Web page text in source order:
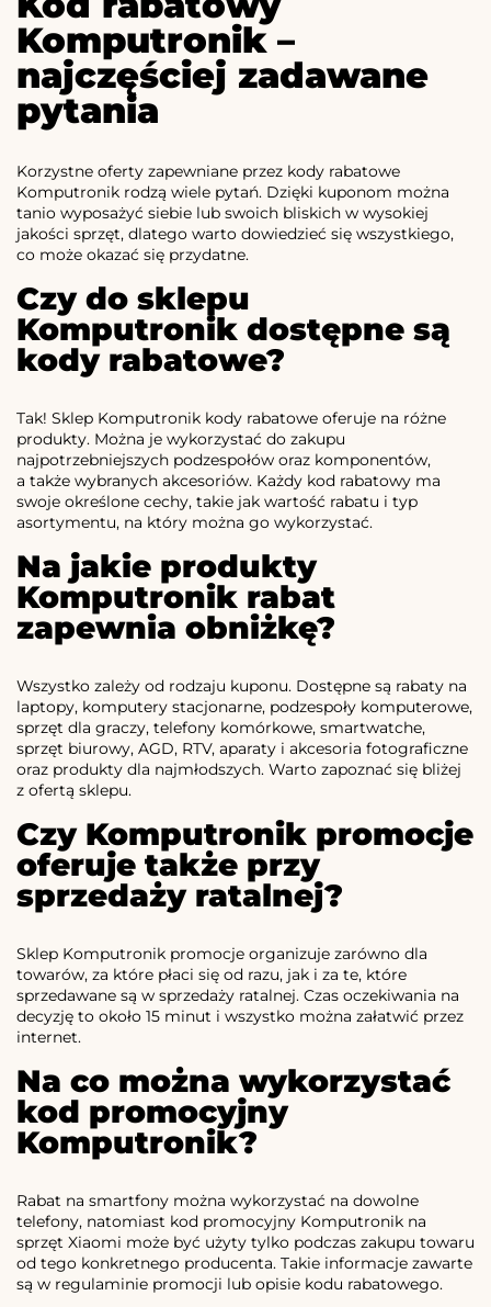
Komputronik –
najczęściej zadawane
pytania
Korzystne oferty zapewniane przez kody rabatowe
Komputronik rodzą wiele pytań. Dzięki kuponom można
tanio wyposażyć siebie lub swoich bliskich w wysokiej
jakości sprzęt, dlatego warto dowiedzieć się wszystkiego,
co może okazać się przydatne.
Czy do sklepu
Komputronik dostępne są
kody rabatowe?
Tak! Sklep Komputronik kody rabatowe oferuje na różne
produkty. Można je wykorzystać do zakupu
najpotrzebniejszych podzespołów oraz komponentów,
a także wybranych akcesoriów. Każdy kod rabatowy ma
swoje określone cechy, takie jak wartość rabatu i typ
asortymentu, na który można go wykorzystać.
Na jakie produkty
Komputronik rabat
zapewnia obniżkę?
Wszystko zależy od rodzaju kuponu. Dostępne są rabaty na
laptopy, komputery stacjonarne, podzespoły komputerowe,
sprzęt dla graczy, telefony komórkowe, smartwatche,
sprzęt biurowy, AGD, RTV, aparaty i akcesoria fotograficzne
oraz produkty dla najmłodszych. Warto zapoznać się bliżej
z ofertą sklepu.
Czy Komputronik promocje
oferuje także przy
sprzedaży ratalnej?
Sklep Komputronik promocje organizuje zarówno dla
towarów, za które płaci się od razu, jak i za te, które
sprzedawane są w sprzedaży ratalnej. Czas oczekiwania na
decyzję to około 15 minut i wszystko można załatwić przez
internet.
Na co można wykorzystać
kod promocyjny
Komputronik?
Rabat na smartfony można wykorzystać na dowolne
telefony, natomiast kod promocyjny Komputronik na
sprzęt Xiaomi może być użyty tylko podczas zakupu towaru
od tego konkretnego producenta. Takie informacje zawarte
są w regulaminie promocji lub opisie kodu rabatowego.